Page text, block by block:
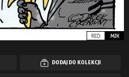
DODAJ DO KOLEKCJI